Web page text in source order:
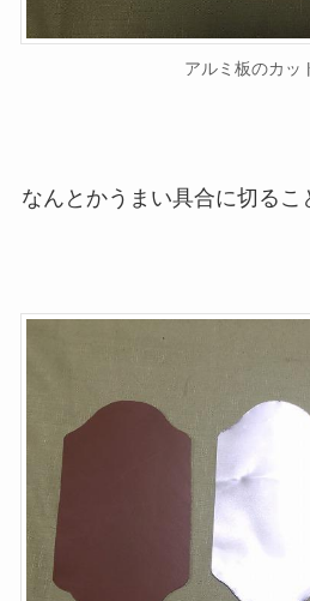
アルミ板のカッ
なんとかうまい具合に切るこ